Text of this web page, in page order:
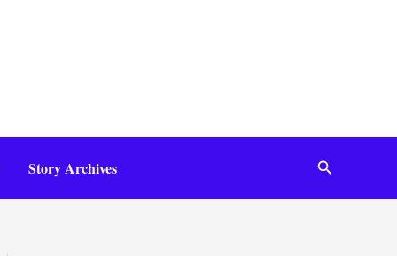
Story Archives Search